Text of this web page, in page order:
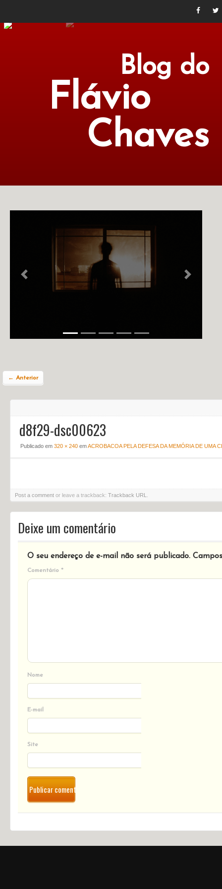
Blog do
Flávio
Chaves
NOTÍCIAS
Previous Next
← Anterior
d8f29-dsc00623
Publicado em 320 × 240 emACROBACOA PELA DEFESA DA MEMÓRIA DE UMA
Post a comment or leave a trackback: Trackback URL
Deixe um comentário
O seu endereço de e-mail não será publicado.
Comentário *
Nome
E-mail
Site